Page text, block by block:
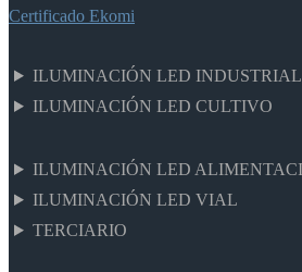
Certificado Ekomi
ILUMINACIÓN LED INDUSTRIAL
ILUMINACIÓN LED CULTIVO
ILUMINACIÓN LED
ILUMINACIÓN LED VIAL
TERCIARIO